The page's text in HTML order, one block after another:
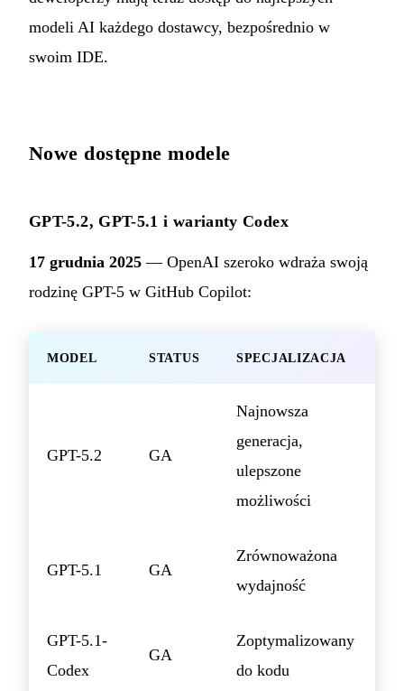
modeli AI każdego dostawcy, bezpośrednio w
swoim IDE.
Nowe dostępne modele
GPT-5.2, GPT-5.1 i warianty Codex
17 grudnia 2025 — OpenAI szeroko wdraża swoją
rodzinę GPT-5 w GitHub Copilot:
MODEL STATUS SPECJALIZACJA
GPT-5.2 GA
Najnowsza
generacja,
ulepszone
możliwości
GPT-5.1 GA
Zrównoważona
wydajność
GPT-5.1-
Codex
GA
Zoptymalizowany
do kodu